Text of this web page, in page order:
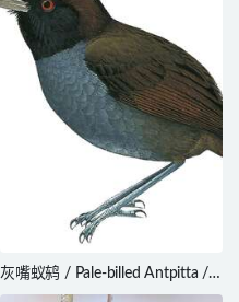
灰嘴蚁鸫 / Pale-billed Antpitta /
Grallaria carrikeri